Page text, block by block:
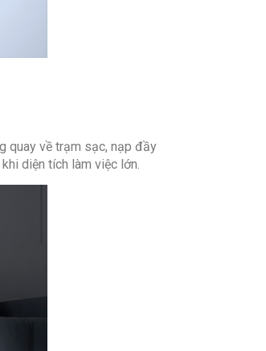
quay về trạm sạc, nạp đầy
diện tích làm việc lớn.